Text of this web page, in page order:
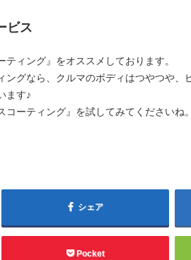
ビス
ィング』をオススメしております。
グなら、クルマのボディはつやつや、
ます♪
ーティング』を試してみてくださいね。
シェア
Pocket